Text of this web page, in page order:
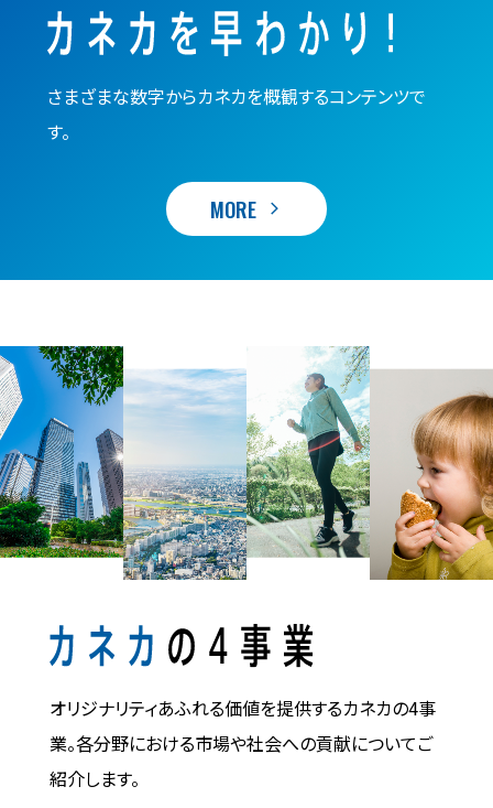
さまざまな数字からカネカを概観するコンテンツで
す。
MORE
オリジナリティあふれる価値を提供するカネカの4事
業。各分野における市場や社会への貢献についてご
紹介します。